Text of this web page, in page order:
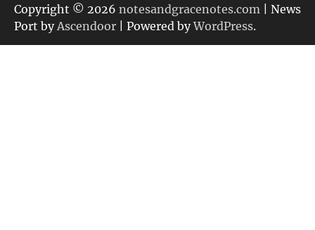
リ
ー
Copyright © 2026 notesandgracenotes.com | News
Port byAscendoor | Powered byWordPress.